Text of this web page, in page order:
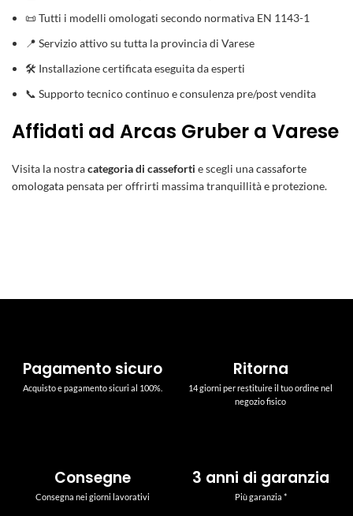
📜 Tutti i modelli omologati secondo normativa EN 1143-1
📍 Servizio attivo su tutta la provincia di Varese
🛠️ Installazione certificata eseguita da esperti
📞 Supporto tecnico continuo e consulenza pre/post vendita
Affidati ad Arcas Gruber a Varese
Visita la nostracategoria di casseforti e scegli unacassaforte
omologata pensata per offrirti massima tranquillità e protezione.
Pagamento sicuro
Acquisto e pagamento sicuri al 100%.
Ritorna
14 giorni per restituire il tuo ordine nel
negozio fisico
Consegne
Consegna nei giorni lavorativi
3 anni di garanzia
Più garanzia *